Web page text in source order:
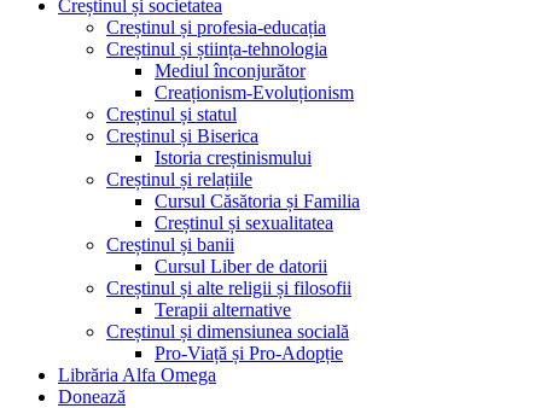
Creștinul și societatea
Creștinul și profesia-educația
Creștinul și știința-tehnologia
Mediul înconjurător
Creaționism-Evoluționism
Creștinul și statul
Creștinul și Biserica
Istoria creștinismului
Creștinul și relațiile
Cursul Căsătoria și Familia
Creștinul și sexualitatea
Creștinul și banii
Cursul Liber de datorii
Creștinul și alte religii și filosofii
Terapii alternative
Creștinul și dimensiunea socială
Pro-Viață și Pro-Adopție
Librăria Alfa Omega
Donează